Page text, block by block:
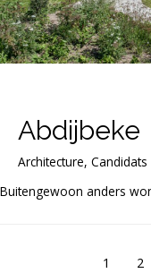
Abdijbeke
Architecture, Candidats
Buitengewoon anders
1 2